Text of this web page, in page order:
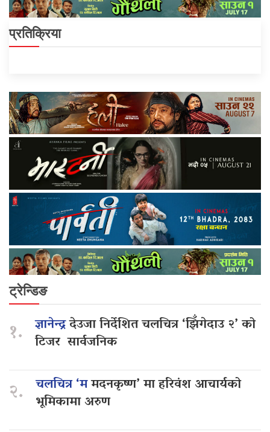
प्रतिक्रिया
ट्रेन्डिङ
१. ज्ञानेन्द्रदेउजा निर्देशित चलचित्र ‘झिँगेदाउ २’ को
टिजर सार्वजनिक
२. चलचित्र ‘ममदनकृष्ण’ मा हरिवंश आचार्यको
भूमिकामा अरुण